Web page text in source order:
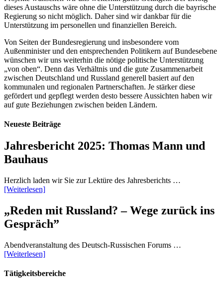
dieses Austauschs wäre ohne die Unterstützung durch die bayrische
Regierung so nicht möglich. Daher sind wir dankbar für die
Unterstützung im personellen und finanziellen Bereich.
Von Seiten der Bundesregierung und insbesondere vom
Außenminister und den entsprechenden Politikern auf Bundesebene
wünschen wir uns weiterhin die nötige politische Unterstützung
„von oben“. Denn das Verhältnis und die gute Zusammenarbeit
zwischen Deutschland und Russland generell basiert auf den
kommunalen und regionalen Partnerschaften. Je stärker diese
gefördert und gepflegt werden desto bessere Aussichten haben wir
auf gute Beziehungen zwischen beiden Ländern.
Neueste Beiträge
Jahresbericht 2025: Thomas Mann und
Bauhaus
Herzlich laden wir Sie zur Lektüre des Jahresberichts …
[Weiterlesen]
„Reden mit Russland? – Wege zurück ins
Gespräch”
Abendveranstaltung des Deutsch-Russischen Forums …
[Weiterlesen]
Tätigkeitsbereiche